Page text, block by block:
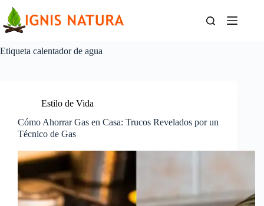
contenido
Etiqueta calentador de agua
Estilo de Vida
Cómo Ahorrar Gas en Casa: Trucos Revelados por un
Técnico de Gas